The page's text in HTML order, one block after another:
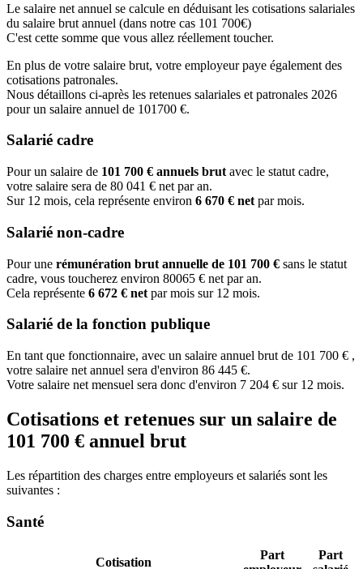
Le salaire net annuel se calcule en déduisant les cotisations salariales
du salaire brut annuel (dans notre cas 101 700€)
C'est cette somme que vous allez réellement toucher.
En plus de votre salaire brut, votre employeur paye également des
cotisations patronales.
Nous détaillons ci-après les retenues salariales et patronales 2026
pour un salaire annuel de 101700 €.
Salarié cadre
Pour un salaire de 101 700 € annuels brut avec le statut cadre,
votre salaire sera de 80 041 € net par an.
Sur 12 mois, cela représente environ 6 670 € net par mois.
Salarié non-cadre
Pour une rémunération brut annuelle de 101 700 € sans le statut
cadre, vous toucherez environ 80065 € net par an.
Cela représente 6 672 € net par mois sur 12 mois.
Salarié de la fonction publique
En tant que fonctionnaire, avec un salaire annuel brut de 101 700 € ,
votre salaire net annuel sera d'environ 86 445 €.
Votre salaire net mensuel sera donc d'environ 7 204 € sur 12 mois.
Cotisations et retenues sur un salaire de
101 700 € annuel brut
Les répartition des charges entre employeurs et salariés sont les
suivantes :
Santé
Cotisation
Part
Part